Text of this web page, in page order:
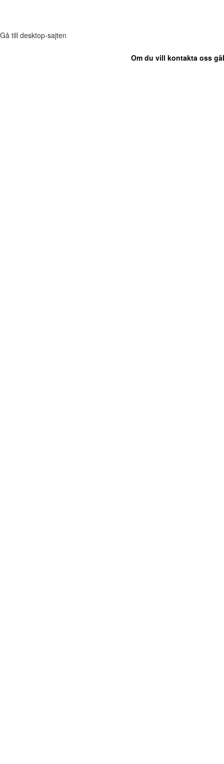
Gå till desktop-sajten
Om du vill kontakta oss